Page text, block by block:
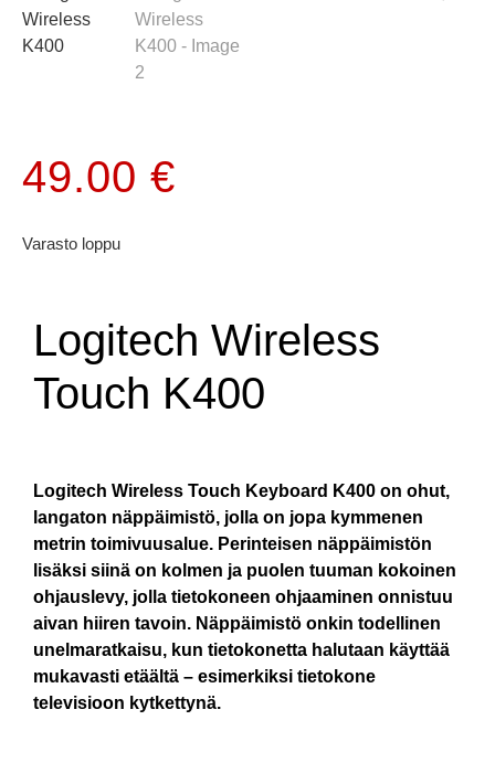
49.00 €
Varasto loppu
Logitech Wireless
Touch K400
Logitech Wireless Touch Keyboard K400 on ohut,
langaton näppäimistö, jolla on jopa kymmenen
metrin toimivuusalue. Perinteisen näppäimistön
lisäksi siinä on kolmen ja puolen tuuman kokoinen
ohjauslevy, jolla tietokoneen ohjaaminen onnistuu
aivan hiiren tavoin. Näppäimistö onkin todellinen
unelmaratkaisu, kun tietokonetta halutaan käyttää
mukavasti etäältä – esimerkiksi tietokone
televisioon kytkettynä.